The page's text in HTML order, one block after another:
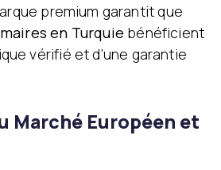
premium garantit que
en Turquie bénéficient
vérifié et d’une garantie
Marché Européen et